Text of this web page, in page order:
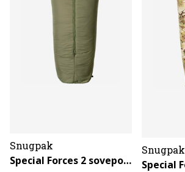
Snugpak
Special Forces 2 sovepose
Snugpak